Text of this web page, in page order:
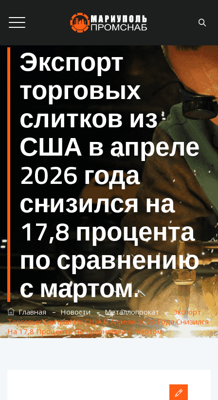
Экспорт
торговых
слитков из
США в апреле
2026 года
снизился на
17,8 процента
по сравнению
с мартом.
Главная–Новости–Металлопрокат–Экспорт
Торговых Слитков Из США В Апреле 2026 Года Снизился
На 17,8 Процента По Сравнению С Мартом.